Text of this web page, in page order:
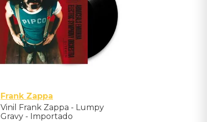
Frank Zappa
Vinil Frank Zappa - Lumpy
Gravy - Importado